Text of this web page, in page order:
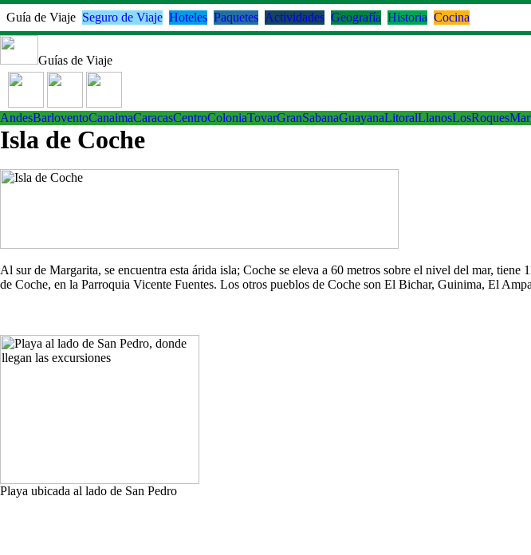
Guía de Viaje Seguro de Viaje Hoteles Paquetes Actividades Geografía Historia Cocina
Guías de Viaje
AndesBarloventoCanaimaCaracasCentroColoniaTovarGranSabanaGuayanaLitoralLlanosLosRoques
Isla de Coche
Al sur de Margarita, se encuentra esta árida isla; Coche se eleva a 60 metros sobre el nivel del mar,
de Coche, en la Parroquia Vicente Fuentes. Los otros pueblos de Coche son El Bichar, Guinima, El
Playa ubicada al lado de San Pedro